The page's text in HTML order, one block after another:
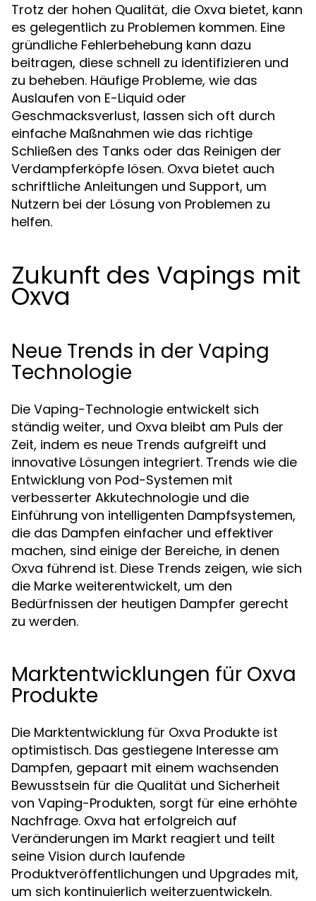
Trotz der hohen Qualität, die Oxva bietet, kann
es gelegentlich zu Problemen kommen. Eine
gründliche Fehlerbehebung kann dazu
beitragen, diese schnell zu identifizieren und
zu beheben. Häufige Probleme, wie das
Auslaufen von E-Liquid oder
Geschmacksverlust, lassen sich oft durch
einfache Maßnahmen wie das richtige
Schließen des Tanks oder das Reinigen der
Verdampferköpfe lösen. Oxva bietet auch
schriftliche Anleitungen und Support, um
Nutzern bei der Lösung von Problemen zu
helfen.
Zukunft des Vapings mit
Oxva
Neue Trends in der Vaping
Technologie
Die Vaping-Technologie entwickelt sich
ständig weiter, und Oxva bleibt am Puls der
Zeit, indem es neue Trends aufgreift und
innovative Lösungen integriert. Trends wie die
Entwicklung von Pod-Systemen mit
verbesserter Akkutechnologie und die
Einführung von intelligenten Dampfsystemen,
die das Dampfen einfacher und effektiver
machen, sind einige der Bereiche, in denen
Oxva führend ist. Diese Trends zeigen, wie sich
die Marke weiterentwickelt, um den
Bedürfnissen der heutigen Dampfer gerecht
zu werden.
Marktentwicklungen für Oxva
Produkte
Die Marktentwicklung für Oxva Produkte ist
optimistisch. Das gestiegene Interesse am
Dampfen, gepaart mit einem wachsenden
Bewusstsein für die Qualität und Sicherheit
von Vaping-Produkten, sorgt für eine erhöhte
Nachfrage. Oxva hat erfolgreich auf
Veränderungen im Markt reagiert und teilt
seine Vision durch laufende
Produktveröffentlichungen und Upgrades mit,
um sich kontinuierlich weiterzuentwickeln.